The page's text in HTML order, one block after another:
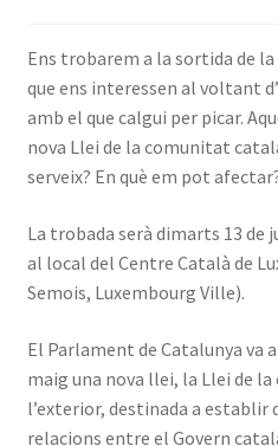
Ens trobarem a la sortida de
que ens interessen al voltant
amb el que calgui per picar.
nova Llei de la comunitat
serveix? En què em pot
La trobada serà dimarts 13 de
al local del Centre Català de
Semois, Luxembourg Ville).
El Parlament de Catalunya va
maig una nova llei, la Llei de
l’exterior, destinada a establir
relacions entre el Govern